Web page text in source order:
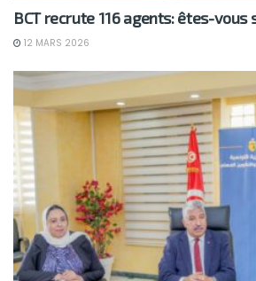
BCT recrute 116 agents: êtes-vous
12 MARS 2026